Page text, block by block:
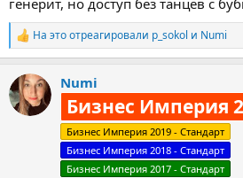
сделать себе текстик/картиночку,
информацию и тыры пыры - вполне.
У меня забанили акк преплексити и
пришлось искать альтернативы.
Кстати гугл со своей джимини и
джипити, но так как джипити меня
него переезжать)
генерит, но доступ без танцев с
Р
е
к
ц
и
На это отреагировали p_sokol и Numi
Numi
Бизнес Империя
Бизнес Империя 2019 - Стандарт
Бизнес Империя 2018 - Стандарт
Бизнес Империя 2017 - Стандарт